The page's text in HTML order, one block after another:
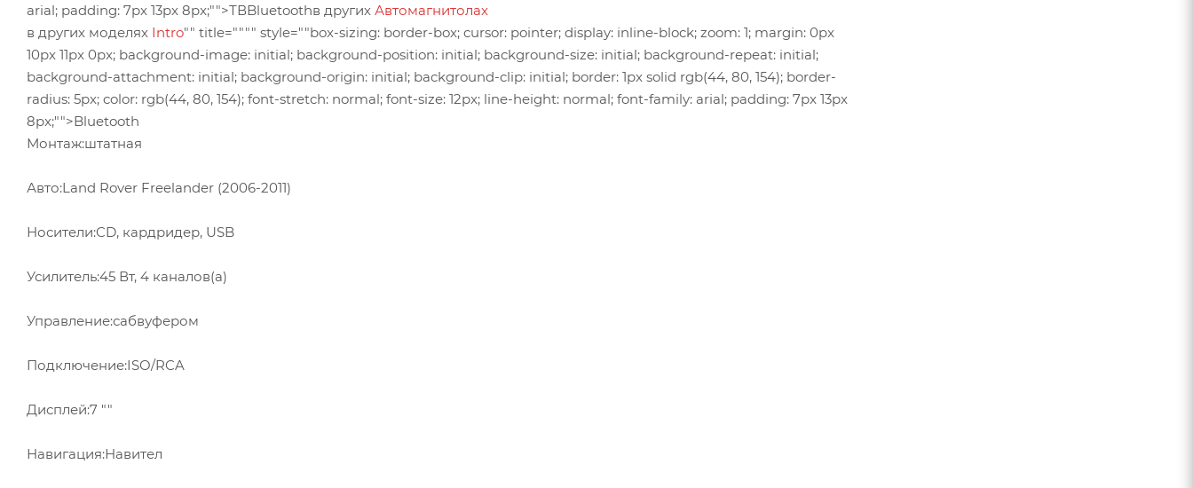
arial; padding: 7px 13px 8px;"">ТВBluetoothв других Автомагнитолах
в других моделях Intro"" title="""" style=""box-sizing: border-box; cursor: pointer; display: inline-block; zoom: 1; margin: 0px
10px 11px 0px; background-image: initial; background-position: initial; background-size: initial; background-repeat: initial;
background-attachment: initial; background-origin: initial; background-clip: initial; border: 1px solid rgb(44, 80, 154); border-
radius: 5px; color: rgb(44, 80, 154); font-stretch: normal; font-size: 12px; line-height: normal; font-family: arial; padding: 7px 13px
8px;"">Bluetooth
Монтаж:штатная
Авто:Land Rover Freelander (2006-2011)
Носители:CD, кардридер, USB
Усилитель:45 Вт, 4 каналов(а)
Управление:сабвуфером
Подключение:ISO/RCA
Дисплей:7 ""
Навигация:Навител